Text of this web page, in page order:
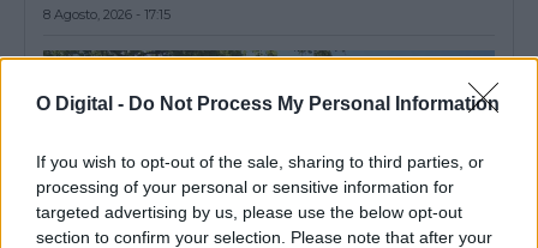
O Digital - Do Not Process My Personal Information
If you wish to opt-out of the sale, sharing to third parties, or
processing of your personal or sensitive information for
targeted advertising by us, please use the below opt-out
section to confirm your selection. Please note that after your
8 Agosto, 2026 - 17:15